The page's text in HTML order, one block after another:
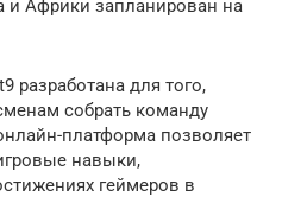
и Африки запланирован на
разработана для того,
собрать команду
платформа позволяет
навыки,
геймеров в